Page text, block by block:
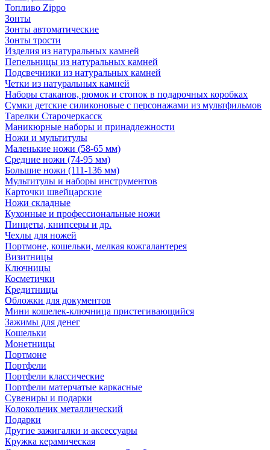
Топливо Zippo
Зонты
Зонты автоматические
Зонты трости
Изделия из натуральных камней
Пепельницы из натуральных камней
Подсвечники из натуральных камней
Четки из натуральных камней
Наборы стаканов, рюмок и стопок в подарочных коробках
Сумки детские силиконовые с персонажами из мультфильмов
Тарелки Старочеркасск
Маникюрные наборы и принадлежности
Ножи и мультитулы
Маленькие ножи (58-65 мм)
Средние ножи (74-95 мм)
Большие ножи (111-136 мм)
Мультитулы и наборы инструментов
Карточки швейцарские
Ножи складные
Кухонные и профессиональные ножи
Пинцеты, книпсеры и др.
Чехлы для ножей
Портмоне, кошельки, мелкая кожгалантерея
Визитницы
Ключницы
Косметички
Кредитницы
Обложки для документов
Мини кошелек-ключница пристегивающийся
Зажимы для денег
Кошельки
Монетницы
Портмоне
Портфели
Портфели классические
Портфели матерчатые каркасные
Сувениры и подарки
Колокольчик металлический
Подарки
Другие зажигалки и аксессуары
Кружка керамическая